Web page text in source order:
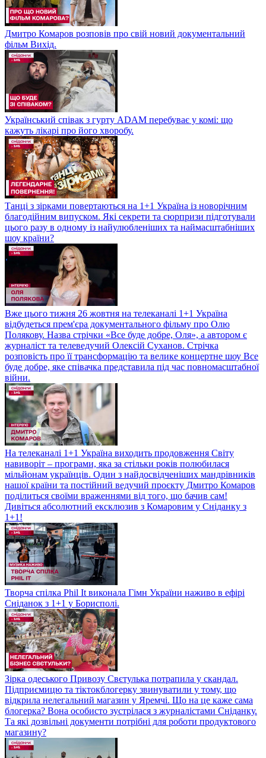
Дмитро Комаров розповів про свій новий документальний
фільм Вихід.
Український співак з гурту ADAM перебуває у комі: що
кажуть лікарі про його хворобу.
Танці з зірками повертаються на 1+1 Україна із новорічним
благодійним випуском. Які секрети та сюрпризи підготували
цього разу в одному із найулюбленіших та наймасштабніших
шоу країни?
Вже цього тижня 26 жовтня на телеканалі 1+1 Україна
відбудеться прем'єра документального фільму про Олю
Полякову. Назва стрічки «Все буде добре, Оля», а автором є
журналіст та телеведучий Олексій Суханов. Стрічка
розповість про її трансформацію та велике концертне шоу Все
буде добре, яке співачка представила під час повномасштабної
війни.
На телеканалі 1+1 Україна виходить продовження Світу
навиворіт – програми, яка за стільки років полюбилася
мільйонам українців. Один з найдосвідченіших мандрівників
нашої країни та постійний ведучий проєкту Дмитро Комаров
поділиться своїми враженнями від того, що бачив сам!
Дивіться абсолютний ексклюзив з Комаровим у Сніданку з
1+1!
Творча спілка Phil It виконала Гімн України наживо в ефірі
Сніданок з 1+1 у Борисполі.
Зірка одеського Привозу Свєтулька потрапила у скандал.
Підприємицю та тіктокблогерку звинуватили у тому, що
відкрила нелегальний магазин у Яремчі. Що на це каже сама
блогерка? Вона особисто зустрілася з журналістами Сніданку.
Та які дозвільні документи потрібні для роботи продуктового
магазину?